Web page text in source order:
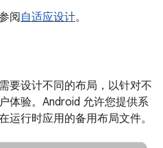
阅 自适应设计。
要设计不同的布局，以针对不
体验。Android 允许您提供系
运行时应用的备用布局文件。